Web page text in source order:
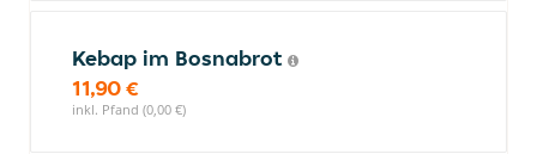
Kebap im Bosnabrot
11,90 €
inkl. Pfand (0,00 €)